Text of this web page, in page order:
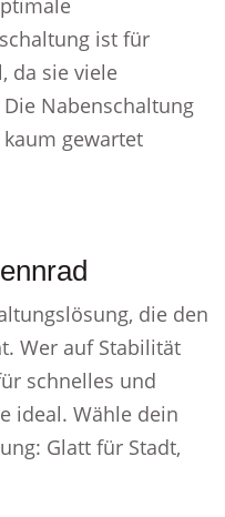
ist für
da sie viele
Nabenschaltung
gewartet
die den
Wer auf Stabilität
schnelles und
ideal. Wähle dein
Glatt für Stadt,